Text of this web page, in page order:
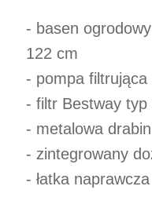
- basen
122 cm
- pompa filtrująca
- filtr Bestway typ
- metalowa
- zintegrowany
- łatka naprawcza